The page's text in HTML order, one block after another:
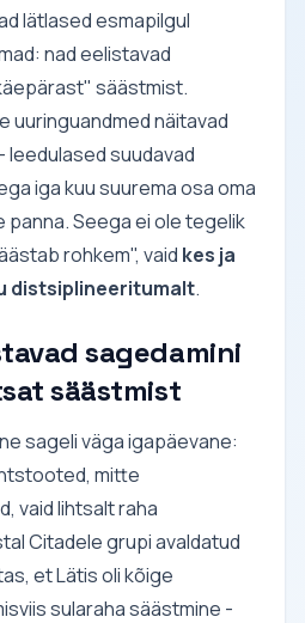
lätlased esmapilgul
nad eelistavad
säästmist.
uuringuandmed näitavad
suudavad
iga kuu suurema osa oma
Seega ei ole tegelik
rohkem", vaid kes ja
distsiplineeritumalt.
sagedamini
säästmist
sageli väga igapäevane:
mitte
vaid lihtsalt raha
Citadele grupi avaldatud
et Lätis oli kõige
sularaha säästmine -